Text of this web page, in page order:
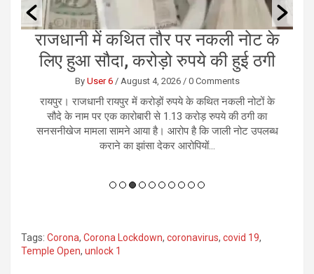
राजधानी में कथित तौर पर नकली नोट के
लिए हुआ सौदा, करोड़ो रुपये की हुई ठगी
By User 6/ August 4, 2026/ 0 Comments
रायपुर। राजधानी रायपुर में करोड़ों रुपये के कथित नकली नोटों के
सौदे के नाम पर एक कारोबारी से 1.13 करोड़ रुपये की ठगी का
सनसनीखेज मामला सामने आया है। आरोप है कि जाली नोट उपलब्ध
कराने का झांसा देकर आरोपियों...
Tags: Corona, Corona Lockdown, coronavirus, covid 19,
Temple Open, unlock 1